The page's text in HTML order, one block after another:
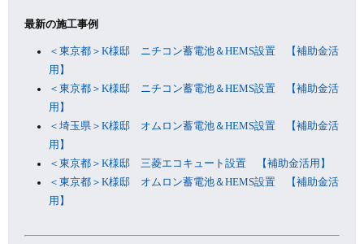
最新の施工事例
＜東京都＞K様邸 ニチコン蓄電池＆HEMS設置 【補助金活
用】
＜東京都＞K様邸 ニチコン蓄電池＆HEMS設置 【補助金活
用】
＜埼玉県＞K様邸 オムロン蓄電池＆HEMS設置 【補助金活
用】
＜東京都＞K様邸 三菱エコキュート設置 【補助金活用】
＜東京都＞K様邸 オムロン蓄電池＆HEMS設置 【補助金活
用】